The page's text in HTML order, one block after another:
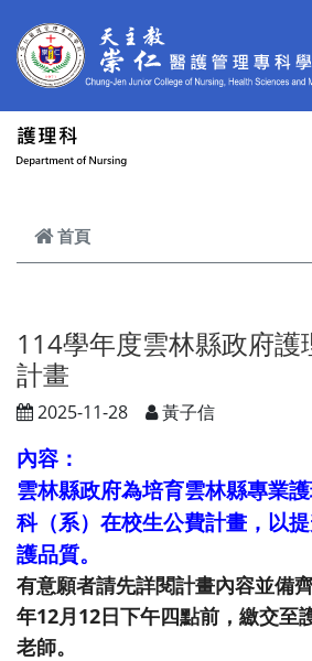
首頁
114學年度雲林縣政府護
計畫
2025-11-28 黃子信
內容：
雲林縣政府為培育雲林縣專業護
科（系） 在校生公費計畫，以
護品質。
有意願者請先詳閱計畫內容並備
年12月12日下午四點前， 繳交至
老師。